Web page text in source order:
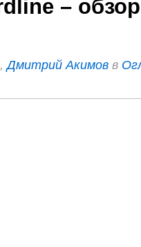
–
Дмитрий Акимов в